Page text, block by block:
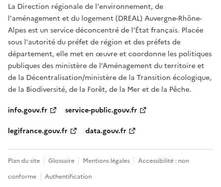
La Direction régionale de l'environnement, de
l'aménagement et du logement (DREAL) Auvergne-Rhône-
Alpes est un service déconcentré de l'État français. Placée
sous l'autorité du préfet de région et des préfets de
département, elle met en œuvre et coordonne les politiques
publiques des ministère de l'Aménagement du territoire et
de la Décentralisation/ministère de la Transition écologique,
de la Biodiversité, de la Forêt, de la Mer et de la Pêche.
info.gouv.fr
service-public.gouv.fr
legifrance.gouv.fr
data.gouv.fr
Plan du site Glossaire Mentions légales
Accessibilité : non
conforme
Authentification